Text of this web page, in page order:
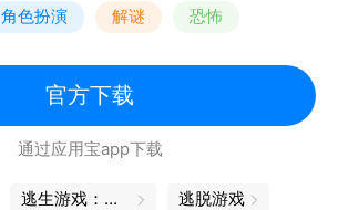
角色扮演 解谜 恐怖
官方下载
通过应用宝app下载
逃生游戏：让你感受到生死攸关的刺激 逃脱游戏